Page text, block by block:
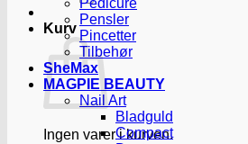
Kurv
Ingen varer i kurven.
Pedicure
Pensler
Pincetter
Tilbehør
SheMax
MAGPIE BEAUTY
Nail Art
Bladguld
Compact